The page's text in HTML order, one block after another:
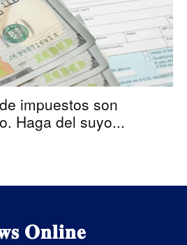
impuestos son
Haga del suyo...
𝐎𝐧𝐥𝐢𝐧𝐞